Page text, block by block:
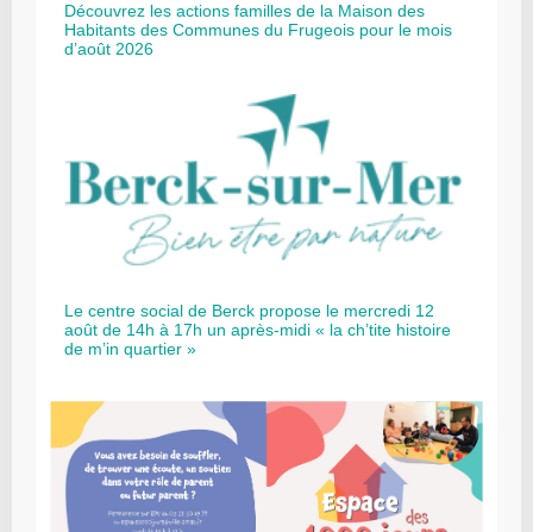
Découvrez les actions familles de la Maison des
Habitants des Communes du Frugeois pour le mois
d’août 2026
Le centre social de Berck propose le mercredi 12
août de 14h à 17h un après-midi « la ch’tite histoire
de m’in quartier »